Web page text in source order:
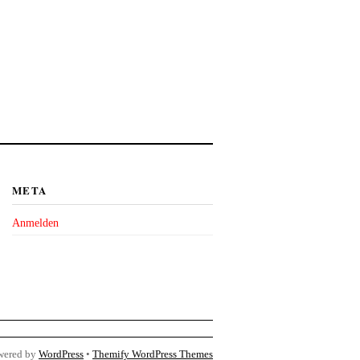
META
Anmelden
by WordPress • Themify WordPress Themes